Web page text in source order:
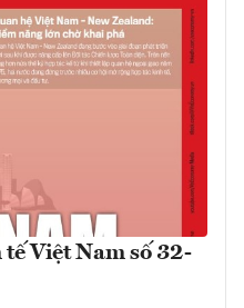
Việt Nam số 32-